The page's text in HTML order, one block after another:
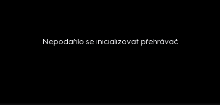
Nepodařilo se inicializovat přehrávač